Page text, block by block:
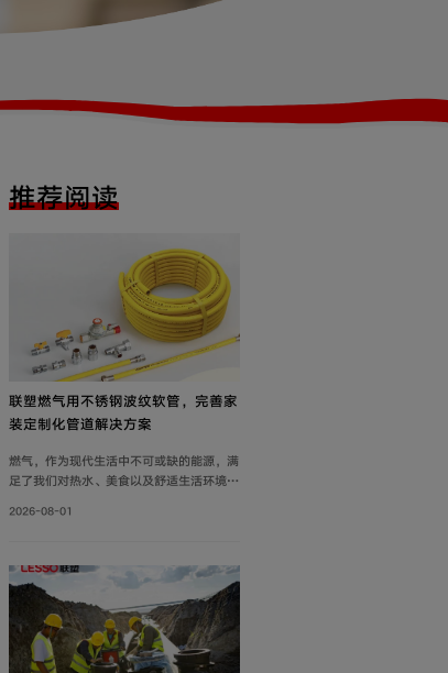
推荐阅读
联塑燃气用不锈钢波纹软管，完善家
装定制化管道解决方案
燃气，作为现代生活中不可或缺的能源，满
足了我们对热水、美食以及舒适生活环境的
关注。联塑围绕家装场景打造定制化管道解
户营造安心居家环境。
2026-08-01